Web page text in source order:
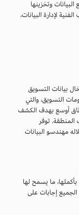
وتخزينها
لإدارة البيانات،
بيانات التسويق
التسويق، والتي
أوسع بهدف الكشف
المنطقة. توفر
مهندسو البيانات
ما يسمح لها
إجابات على